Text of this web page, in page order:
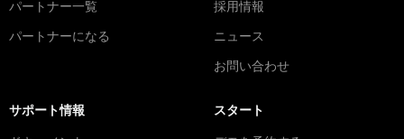
パートナー一覧
パートナーになる
採用情報
ニュース
お問い合わせ
サポート情報
スタート